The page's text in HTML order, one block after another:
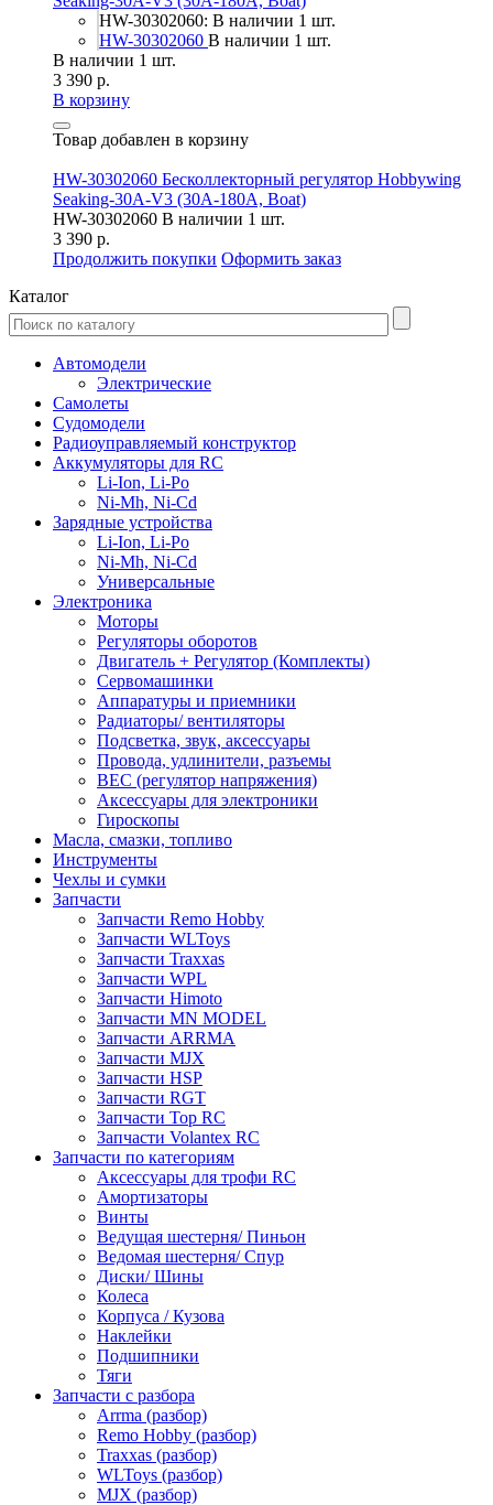
HW-30302060: В наличии 1 шт.
HW-30302060 В наличии 1 шт.
В наличии 1 шт.
3 390 р.
В корзину
Товар добавлен в корзину
HW-30302060 Бесколлекторный регулятор Hobbywing
Seaking-30A-V3 (30A-180A, Boat)
HW-30302060 В наличии 1 шт.
3 390 р.
Продолжить покупки Оформить заказ
Каталог
Автомодели
Электрические
Самолеты
Судомодели
Радиоуправляемый конструктор
Аккумуляторы для RC
Li-Ion, Li-Po
Ni-Mh, Ni-Cd
Зарядные устройства
Li-Ion, Li-Po
Ni-Mh, Ni-Cd
Универсальные
Электроника
Моторы
Регуляторы оборотов
Двигатель + Регулятор (Комплекты)
Сервомашинки
Аппаратуры и приемники
Радиаторы/ вентиляторы
Подсветка, звук, аксессуары
Провода, удлинители, разъемы
BEC (регулятор напряжения)
Аксессуары для электроники
Гироскопы
Масла, смазки, топливо
Инструменты
Чехлы и сумки
Запчасти
Запчасти Remo Hobby
Запчасти WLToys
Запчасти Traxxas
Запчасти WPL
Запчасти Himoto
Запчасти MN MODEL
Запчасти ARRMA
Запчасти MJX
Запчасти HSP
Запчасти RGT
Запчасти Top RC
Запчасти Volantex RC
Запчасти по категориям
Аксессуары для трофи RC
Амортизаторы
Винты
Ведущая шестерня/ Пиньон
Ведомая шестерня/ Спур
Диски/ Шины
Колеса
Корпуса / Кузова
Наклейки
Подшипники
Тяги
Запчасти с разбора
Arrma (разбор)
Remo Hobby (разбор)
Traxxas (разбор)
WLToys (разбор)
MJX (разбор)